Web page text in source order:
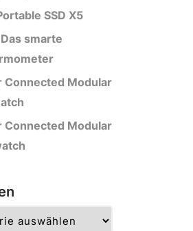
SSD X5
Das smarte
Connected Modular
Connected Modular